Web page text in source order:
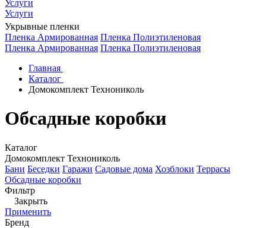
Услуги
Услуги
Укрывные пленки
Пленка Армированная Пленка Полиэтиленовая
Пленка Армированная Пленка Полиэтиленовая
Главная
Каталог
Домокомплект Технониколь
Обсадные коробки
Каталог
Домокомплект Технониколь
Бани Беседки Гаражи Садовые дома Хозблоки Террасы
Обсадные коробки
Фильтр
Закрыть
Применить
Бренд